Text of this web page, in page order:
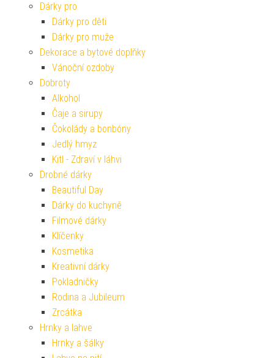
Dárky pro
Dárky pro děti
Dárky pro muže
Dekorace a bytové doplňky
Vánoční ozdoby
Dobroty
Alkohol
Čaje a sirupy
Čokolády a bonbóny
Jedlý hmyz
Kitl - Zdraví v láhvi
Drobné dárky
Beautiful Day
Dárky do kuchyně
Filmové dárky
Klíčenky
Kosmetika
Kreativní dárky
Pokladničky
Rodina a Jubileum
Zrcátka
Hrnky a lahve
Hrnky a šálky